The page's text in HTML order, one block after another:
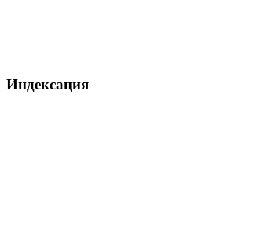
Индексация